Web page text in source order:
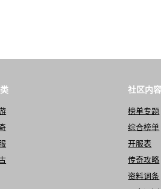
社区内容
榜单专题
综合榜单
开服表
传奇攻略
资料词条